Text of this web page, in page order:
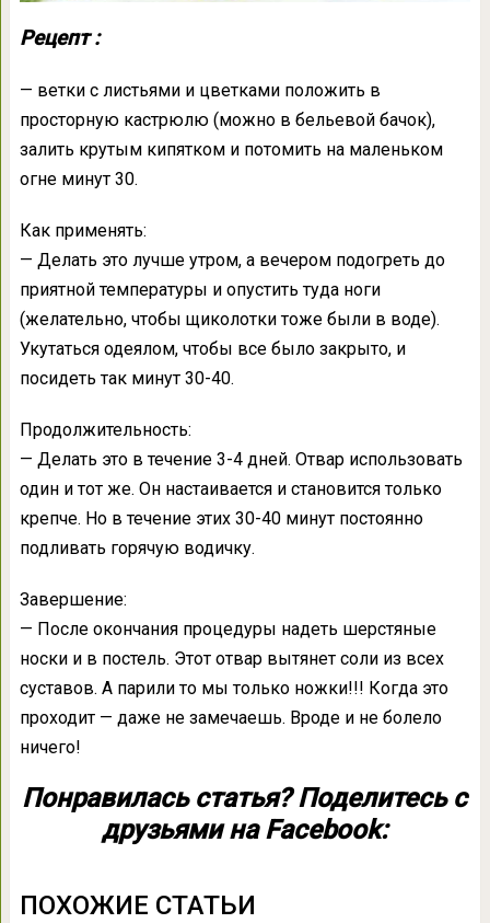
Рецепт :
— ветки с листьями и цветками положить в
просторную кастрюлю (можно в бельевой бачок),
залить крутым кипятком и потомить на маленьком
огне минут 30.
Как применять:
— Делать это лучше утром, а вечером подогреть до
приятной температуры и опустить туда ноги
(желательно, чтобы щиколотки тоже были в воде).
Укутаться одеялом, чтобы все было закрыто, и
посидеть так минут 30-40.
Продолжительность:
— Делать это в течение 3-4 дней. Отвар использовать
один и тот же. Он настаивается и становится только
крепче. Но в течение этих 30-40 минут постоянно
подливать горячую водичку.
Завершение:
— После окончания процедуры надеть шерстяные
носки и в постель. Этот отвар вытянет соли из всех
суставов. А парили то мы только ножки!!! Когда это
проходит — даже не замечаешь. Вроде и не болело
ничего!
Понравилась статья? Поделитесь с
друзьями на Facebook:
ПОХОЖИЕ СТАТЬИ